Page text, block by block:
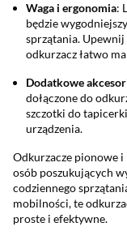
Waga i ergonomia:
będzie
sprzątania. Upewnij
odkurzacz łatwo
Dodatkowe
dołączone do
szczotki do
urządzenia.
Odkurzacze pionowe
osób poszukujących
codziennego
mobilności, te
proste i efektywne.